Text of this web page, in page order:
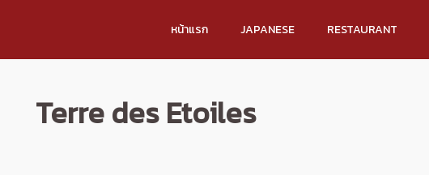
หน้าแรก JAPANESE RESTAURANT
Terre des Etoiles